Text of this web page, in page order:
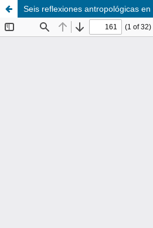
Seis reflexiones antropológicas